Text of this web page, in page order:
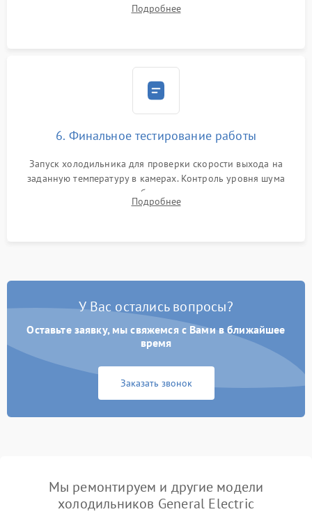
электронным весам. Контроль рабочего давления в системе.
Подробнее
6. Финальное тестирование работы
Запуск холодильника для проверки скорости выхода на
заданную температуру в камерах. Контроль уровня шума
компрессора, отсутствия обмерзания стенок и корректного
срабатывания системы автоматической оттайки.
Подробнее
У Вас остались вопросы?
Оставьте заявку, мы свяжемся с Вами в ближайшее
время
Заказать звонок
Мы ремонтируем и другие модели
холодильников General Electric